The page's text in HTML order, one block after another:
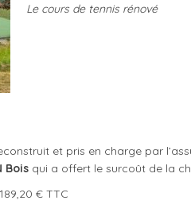
Le cours de tennis rénové
et pris en charge par
Bois qui a offert le surcoût de la
€ TTC